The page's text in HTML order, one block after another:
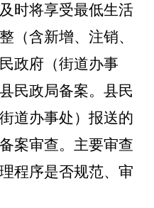
时将享受最低生活
（含新增、注销、
政府（街道办事
民政局备案。县民
道办事处）报送的
案审查。主要审查
程序是否规范、审